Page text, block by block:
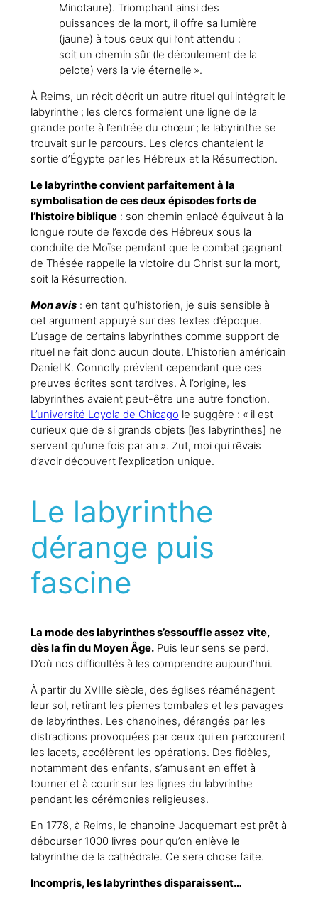
Minotaure). Triomphant ainsi des
puissances de la mort, il offre sa lumière
(jaune) à tous ceux qui l’ont attendu :
soit un chemin sûr (le déroulement de la
pelote) vers la vie éternelle ».
À Reims, un récit décrit un autre rituel qui intégrait le
labyrinthe ; les clercs formaient une ligne de la
grande porte à l’entrée du chœur ; le labyrinthe se
trouvait sur le parcours. Les clercs chantaient la
sortie d’Égypte par les Hébreux et la Résurrection.
Le labyrinthe convient parfaitement à la
symbolisation de ces deux épisodes forts de
l’histoire biblique: son chemin enlacé équivaut à la
longue route de l’exode des Hébreux sous la
conduite de Moïse pendant que le combat gagnant
de Thésée rappelle la victoire du Christ sur la mort,
soit la Résurrection.
Mon avis: en tant qu’historien, je suis sensible à
cet argument appuyé sur des textes d’époque.
L’usage de certains labyrinthes comme support de
rituel ne fait donc aucun doute. L’historien américain
Daniel K. Connolly prévient cependant que ces
preuves écrites sont tardives. À l’origine, les
labyrinthes avaient peut-être une autre fonction.
L’université Loyola de Chicago le suggère : « il est
curieux que de si grands objets [les labyrinthes] ne
servent qu’une fois par an ». Zut, moi qui rêvais
d’avoir découvert l’explication unique.
Le labyrinthe
dérange puis
fascine
La mode des labyrinthes s’essouffle assez vite,
dès la fin du Moyen Âge.Puis leur sens se perd.
D’où nos difficultés à les comprendre aujourd’hui.
À partir du XVIIIe siècle, des églises réaménagent
leur sol, retirant les pierres tombales et les pavages
de labyrinthes. Les chanoines, dérangés par les
distractions provoquées par ceux qui en parcourent
les lacets, accélèrent les opérations. Des fidèles,
notamment des enfants, s’amusent en effet à
tourner et à courir sur les lignes du labyrinthe
pendant les cérémonies religieuses.
En 1778, à Reims, le chanoine Jacquemart est prêt à
débourser 1000 livres pour qu’on enlève le
labyrinthe de la cathédrale. Ce sera chose faite.
Incompris, les labyrinthes disparaissent…